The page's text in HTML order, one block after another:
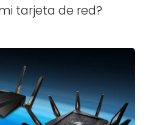
tarjeta de red?